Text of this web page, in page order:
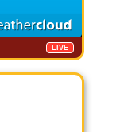
LIVE